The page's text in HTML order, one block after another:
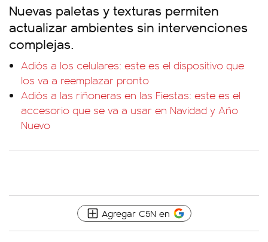
Nuevas paletas y texturas permiten
actualizar ambientes sin intervenciones
complejas.
Adiós a los celulares: este es el dispositivo que
los va a reemplazar pronto
Adiós a las riñoneras en las Fiestas: este es el
accesorio que se va a usar en Navidad y Año
Nuevo
Agregar C5N en